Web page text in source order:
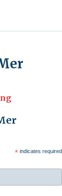
*indicates required